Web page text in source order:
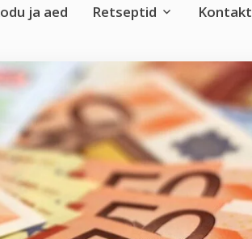
ja aed Retseptid Kontakt